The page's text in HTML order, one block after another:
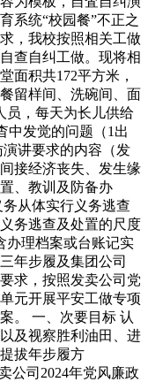
系统“校园餐”不正之
，我校按照相关工做
查自纠工做。现将相
面积共172平方米，
留样间、洗碗间、面
员，每天为长儿供给
中发觉的问题（1出
讲要求的内容（发
接经济丧失、发生缘
、教训及防备办
从体实行义务逃查
务逃查及处置的尺度
办理档案或台账记实
年步履及集团公司
求，按照发卖公司党
元开展平安工做专项
。 一、次要目标 认
及视察胜利油田、进
拔年步履方
公司2024年党风廉政